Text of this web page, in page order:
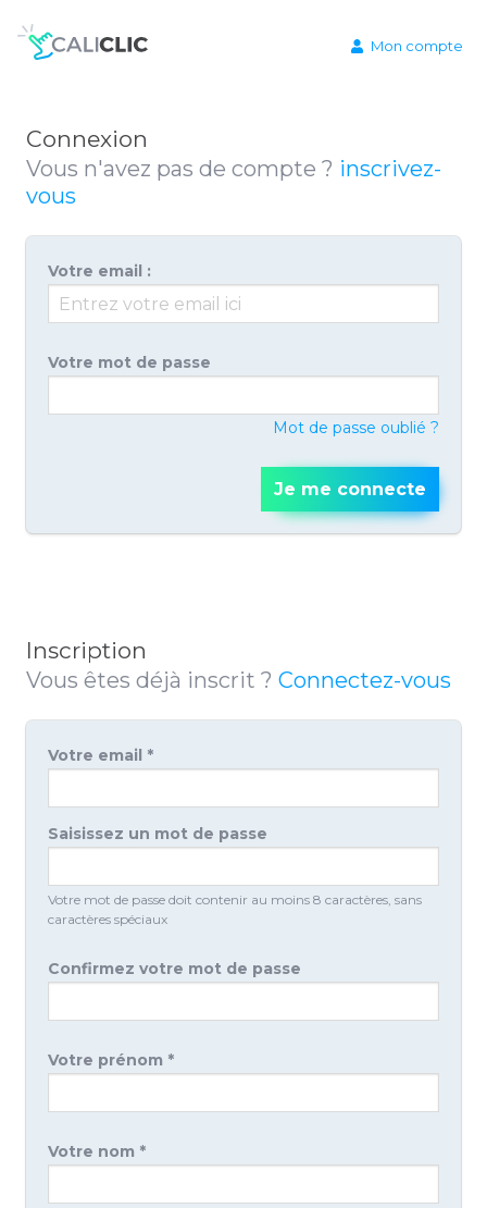
Mon compte
Connexion
Vous n'avez pas de compte ? inscrivez-
vous
Votre email :
Votre mot de passe
Mot de passe oublié ?
Je me connecte
Inscription
Vous êtes déjà inscrit ? Connectez-vous
Votre email *
Saisissez un mot de passe
Votre mot de passe doit contenir au moins 8 caractères, sans
caractères spéciaux
Confirmez votre mot de passe
Votre prénom *
Votre nom *